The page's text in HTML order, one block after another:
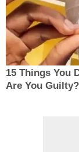
15 Things You
Are You Guilty?